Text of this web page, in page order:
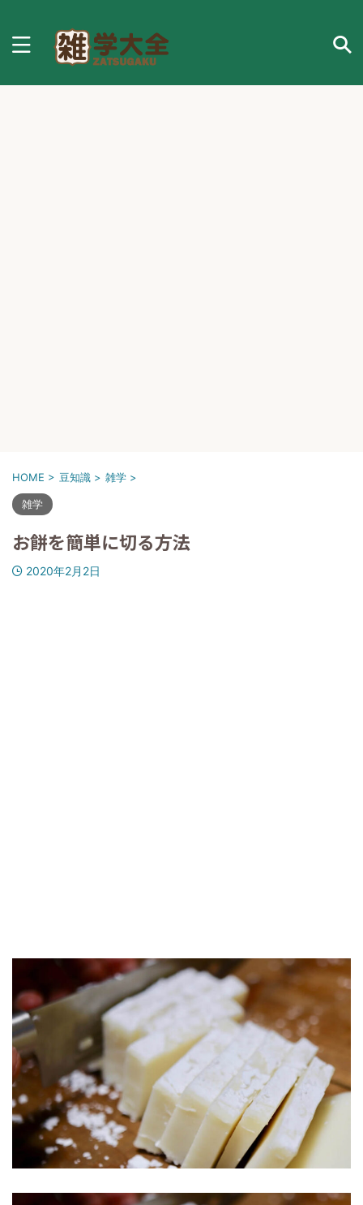
HOME > 豆知識 > 雑学 >
雑学
お餅を簡単に切る方法
2020年2月2日